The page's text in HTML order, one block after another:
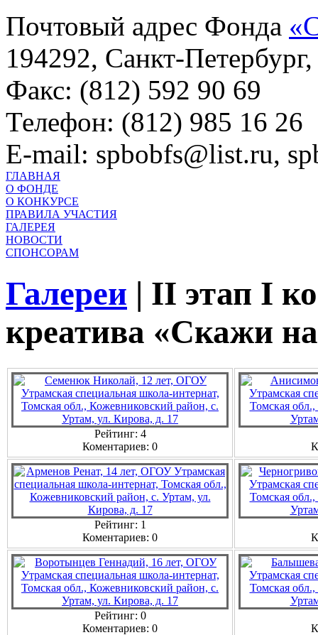
Почтовый адрес Фонда
194292, Санкт-
Факс: (812) 592 90 69
Телефон: (812) 985 16 26
E-mail: spbobfs@list.ru,
ГЛАВНАЯ
О ФОНДЕ
О КОНКУРСЕ
ПРАВИЛА УЧАСТИЯ
ГАЛЕРЕЯ
НОВОСТИ
СПОНСОРАМ
Галереи | II этап I
креатива «Скажи
Рейтинг: 4
Коментариев: 0
Рейтинг: 1
Коментариев: 0
Рейтинг: 0
Коментариев: 0